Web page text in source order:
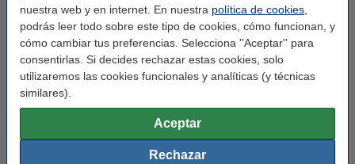
nuestra web y en internet. En nuestra política de cookies
podrás leer todo sobre este tipo de cookies, cómo funcionan, y
cómo cambiar tus preferencias. Selecciona ''Aceptar'' para
consentirlas. Si decides rechazar estas cookies, solo
utilizaremos las cookies funcionales y analíticas (y técnicas
similares).
Aceptar
Rechazar
123tinta Papel fotográfico
Premium Glossy brillo alto | 10 x
15 cm | 260g | 100 hojas
10,50 €
123tinta Pilas Alcalinas Xtreme
Power AA - LR06 - MN1500 - 24
unidades